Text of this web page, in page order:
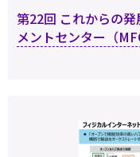
第22回 これからの
メントセンター（